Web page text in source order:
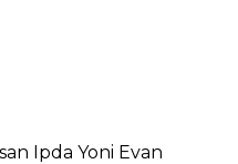
Ipda Yoni Evan